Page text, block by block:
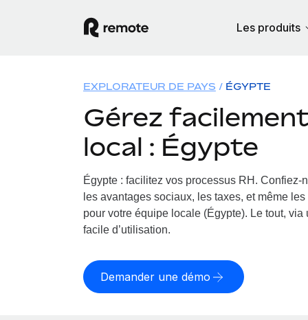
Les produits
EXPLORATEUR DE PAYS ÉGYPTE
Gérez facilement
local : Égypte
Égypte : facilitez vos processus RH. Confiez-
les avantages sociaux, les taxes, et même les
pour votre équipe locale (Égypte). Le tout,
facile d’utilisation.
Demander une démo